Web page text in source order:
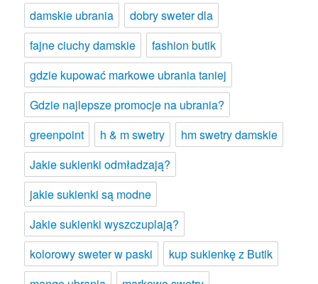
damskie ubrania
dobry sweter dla
fajne ciuchy damskie
fashion butik
gdzie kupować markowe ubrania taniej
Gdzie najlepsze promocje na ubrania?
greenpoint
h & m swetry
hm swetry damskie
Jakie sukienki odmładzają?
jakie sukienki są modne
Jakie sukienki wyszczuplają?
kolorowy sweter w paski
kup sukienkę z Butik